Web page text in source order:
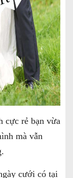
cực rẻ bạn vừa
mà vẫn
cưới có tại